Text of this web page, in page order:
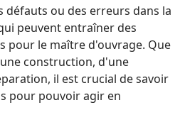
défauts ou des erreurs dans la
peuvent entraîner des
pour le maître d'ouvrage. Que
construction, d'une
il est crucial de savoir
pour pouvoir agir en